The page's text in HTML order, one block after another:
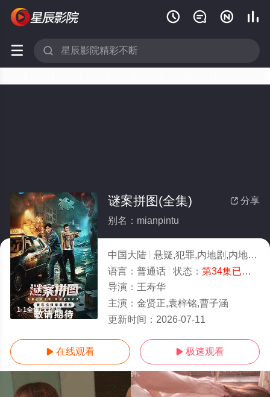
   
 
1-1全集/大结局
 分享
谜案拼图(全集)
别名：mianpintu
中国大陆 悬疑,犯罪,内地剧,内地
语言： 普通话 状态： 第34集已完结
导演： 王寿华
主演： 金贤正,袁梓铭,曹子涵
更新时间： 2026-07-11
 在线观看  极速观看